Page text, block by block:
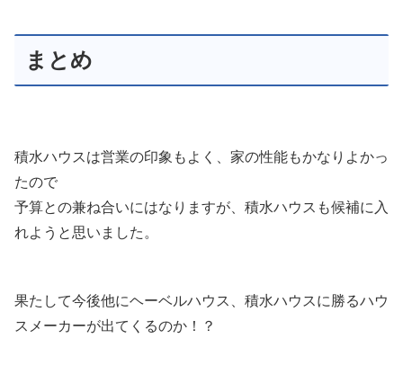
まとめ
積水ハウスは営業の印象もよく、家の性能もかなりよかっ
たので
予算との兼ね合いにはなりますが、積水ハウスも候補に入
れようと思いました。
果たして今後他にヘーベルハウス、積水ハウスに勝るハウ
スメーカーが出てくるのか！？